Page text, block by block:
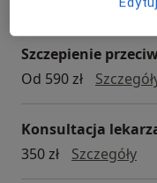
Szczepienie
Od 590 zł
Konsultacja
350 zł
Szczegóły